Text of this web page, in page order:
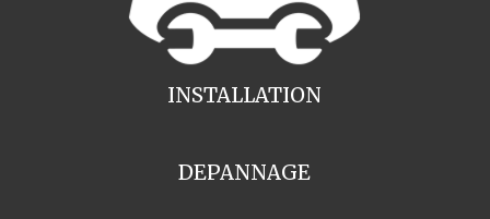
INSTALLATION
DEPANNAGE